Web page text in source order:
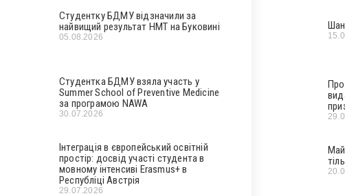
Студентку БДМУ відзначили за
найвищий результат НМТ на Буковині
05.08.2026
Студентка БДМУ взяла участь у
Summer School of Preventive Medicine
за програмою NAWA
30.07.2026
Інтеграція в європейський освітній
простір: досвід участі студента в
мовному інтенсиві Erasmus+ в
Республіці Австрія
29.07.2026